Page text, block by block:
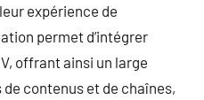
expérience de
permet d’intégrer
offrant ainsi un large
contenus et de chaînes,